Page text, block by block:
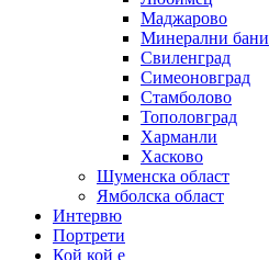
Маджарово
Минерални бани
Свиленград
Симеоновград
Стамболово
Тополовград
Харманли
Хасково
Шуменска област
Ямболска област
Интервю
Портрети
Кой кой е